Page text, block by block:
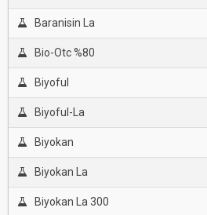
Baranisin La
Bio-Otc %80
Biyoful
Biyoful-La
Biyokan
Biyokan La
Biyokan La 300